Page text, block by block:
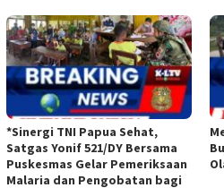
*Sinergi TNI Papua Sehat,
Satgas Yonif 521/DY Bersama
Puskesmas Gelar Pemeriksaan
Malaria dan Pengobatan bagi